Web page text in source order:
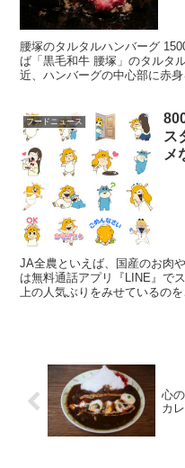
腰塚のタルタルハンバーグ
ば「黒毛和牛 腰塚」のタルタ
近、ハンバーグの中心部に赤
フードニュース
ス
メ
JA全農といえば、国産のお肉
は無料通話アプリ『LINE』で
上の人気ぶりをみせているの
心
カ